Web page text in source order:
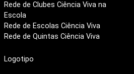
Rede de Clubes Ciência Viva na
Escola
Rede de Escolas Ciência Viva
Rede de Quintas Ciência Viva
Logotipo